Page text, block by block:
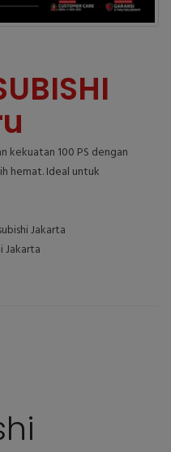
kekuatan 100 PS dengan
hemat. Ideal untuk
Jakarta
Jakarta